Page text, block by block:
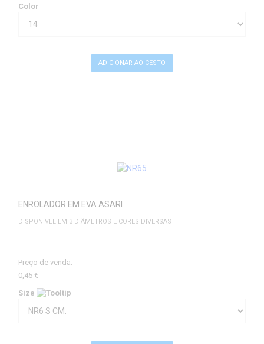
Color
ENROLADOR EM EVA ASARI
DISPONÍVEL EM 3 DIÂMETROS E CORES DIVERSAS
Preço de venda:
0,45 €
Size